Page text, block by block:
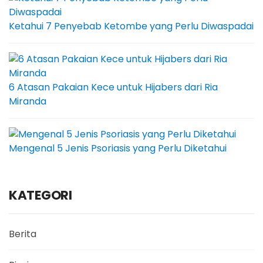
Ketahui 7 Penyebab Ketombe yang Perlu Diwaspadai
6 Atasan Pakaian Kece untuk Hijabers dari Ria
Miranda
Mengenal 5 Jenis Psoriasis yang Perlu Diketahui
KATEGORI
Berita